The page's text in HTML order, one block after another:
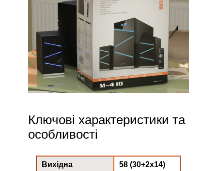
Ключові характеристики та
особливості
Вихідна
58 (30+2х14)